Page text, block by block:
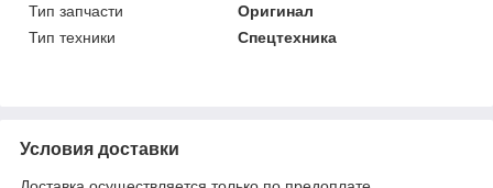
Тип запчасти
Оригинал
Тип техники
Спецтехника
Условия доставки